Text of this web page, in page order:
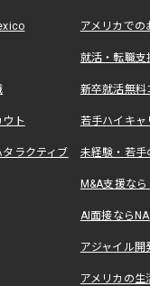
アメリカで
就活・転職
新卒就活無料
ト 若手ハイキ
ラクティブ 未経験・若手
M&A支援な
AI面接なら
アジャイル
アメリカの